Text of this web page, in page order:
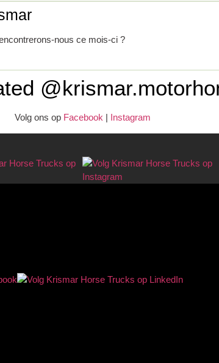
nous ce mois-ci ?
Volg ons op Facebook | Instagram